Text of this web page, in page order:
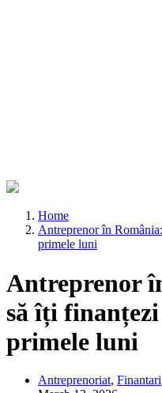
Home
Antreprenor în
primele luni
Antreprenor
să îți
primele luni
Antreprenoriat, Finantari